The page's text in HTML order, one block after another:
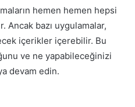
hemen hemen hepsi
Ancak bazı uygulamalar,
içerikler içerebilir. Bu
ve ne yapabileceğinizi
devam edin.